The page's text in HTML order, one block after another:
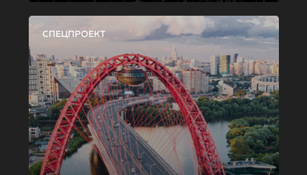
СПЕЦПРОЕКТ